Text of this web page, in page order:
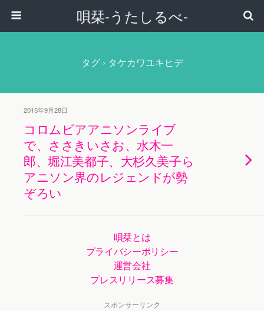
唄栞-うたしるべ-
タグ › タケカワユキヒデ
2015年9月28日
コロムビアアニソンライブ
で、ささきいさお、水木一
郎、堀江美都子、大杉久美子ら
アニソン界のレジェンドが勢
ぞろい
唄栞とは
プライバシーポリシー
運営会社
プレスリリース募集
スポンサーリンク